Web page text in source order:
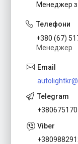
Менеджер з
+380 (67)
Менеджер